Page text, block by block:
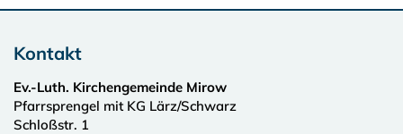
Kontakt
Ev.-Luth. Kirchengemeinde Mirow
Pfarrsprengel mit KG Lärz/Schwarz
Schloßstr. 1